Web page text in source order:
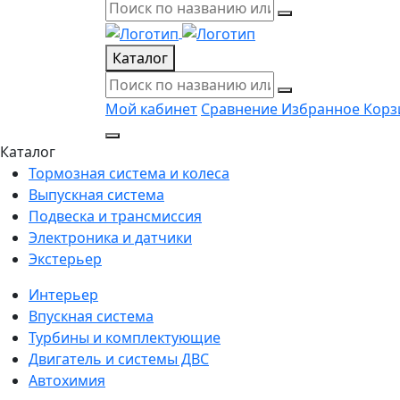
Каталог
Мой кабинет Сравнение Избранное
Каталог
Тормозная система и колеса
Выпускная система
Подвеска и трансмиссия
Электроника и датчики
Экстерьер
Интерьер
Впускная система
Турбины и комплектующие
Двигатель и системы ДВС
Автохимия